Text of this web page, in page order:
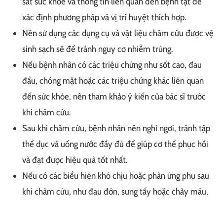
xác định phương pháp và vị trí huyệt thích hợp.
Nên sử dụng các dụng cụ và vật liệu châm cứu được vệ
sinh sạch sẽ để tránh nguy cơ nhiễm trùng.
Nếu bệnh nhân có các triệu chứng như sốt cao, đau
đầu, chóng mặt hoặc các triệu chứng khác liên quan
đến sức khỏe, nên tham khảo ý kiến của bác sĩ trước
khi châm cứu.
Sau khi châm cứu, bệnh nhân nên nghỉ ngơi, tránh tập
thể dục và uống nước đầy đủ để giúp cơ thể phục hồi
và đạt được hiệu quả tốt nhất.
Nếu có các biểu hiện khó chịu hoặc phản ứng phụ sau
khi châm cứu, như đau đớn, sưng tấy hoặc chảy máu,